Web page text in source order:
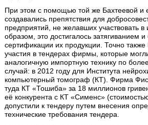
При этом с помощью той же Бахтеевой и
создавались препятствия для
предприятий, не желавших участвовать
образом, это достигалось затягиванием
сертификации их продукции. Точно также
участия в тендерах фирмы, которые
аналогичную импортную технику по
случай: в 2012 году для Института
компьютерный томограф (КТ). Фирма
туда КТ «Тошиба» за 18 миллионов
её конкурента с КТ «Сименс»
допустили к тендеру путем внесения
технические требования тендера.